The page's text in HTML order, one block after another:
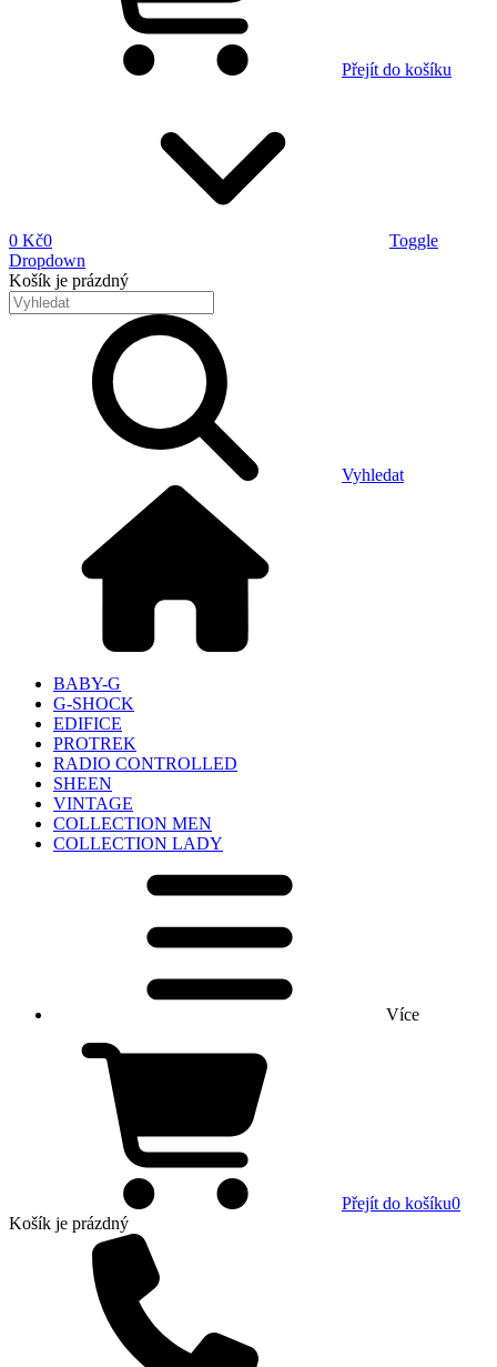
Přejít do košíku
0 Kč0
Toggle
Dropdown
Košík je prázdný
Vyhledat
BABY-G
G-SHOCK
EDIFICE
PROTREK
RADIO CONTROLLED
SHEEN
VINTAGE
COLLECTION MEN
COLLECTION LADY
Více
Přejít do košíku0
Košík je prázdný